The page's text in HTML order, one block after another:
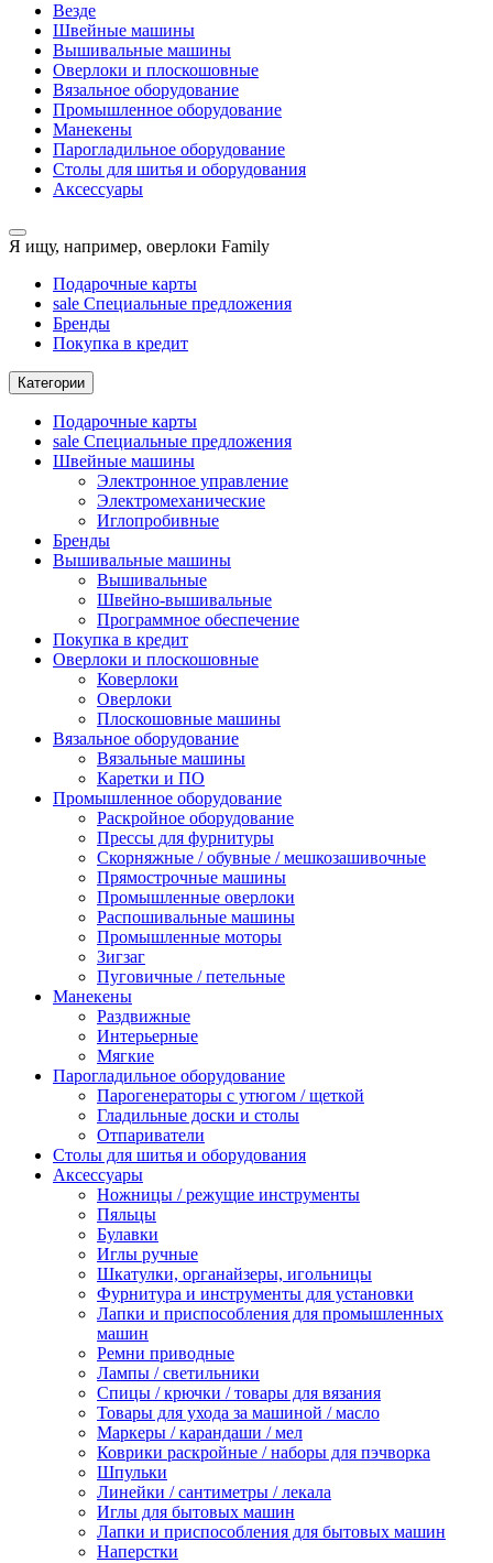
Везде
Швейные машины
Вышивальные машины
Оверлоки и плоскошовные
Вязальное оборудование
Промышленное оборудование
Манекены
Парогладильное оборудование
Столы для шитья и оборудования
Аксессуары
Я ищу, например, оверлоки Family
Подарочные карты
sale Специальные предложения
Бренды
Покупка в кредит
Категории
Подарочные карты
sale Специальные предложения
Швейные машины
Электронное управление
Электромеханические
Иглопробивные
Бренды
Вышивальные машины
Вышивальные
Швейно-вышивальные
Программное обеспечение
Покупка в кредит
Оверлоки и плоскошовные
Коверлоки
Оверлоки
Плоскошовные машины
Вязальное оборудование
Вязальные машины
Каретки и ПО
Промышленное оборудование
Раскройное оборудование
Прессы для фурнитуры
Скорняжные / обувные / мешкозашивочные
Прямострочные машины
Промышленные оверлоки
Распошивальные машины
Промышленные моторы
Зигзаг
Пуговичные / петельные
Манекены
Раздвижные
Интерьерные
Мягкие
Парогладильное оборудование
Парогенераторы с утюгом / щеткой
Гладильные доски и столы
Отпариватели
Столы для шитья и оборудования
Аксессуары
Ножницы / режущие инструменты
Пяльцы
Булавки
Иглы ручные
Шкатулки, органайзеры, игольницы
Фурнитура и инструменты для установки
Лапки и приспособления для промышленных
машин
Ремни приводные
Лампы / светильники
Спицы / крючки / товары для вязания
Товары для ухода за машиной / масло
Маркеры / карандаши / мел
Коврики раскройные / наборы для пэчворка
Шпульки
Линейки / сантиметры / лекала
Иглы для бытовых машин
Лапки и приспособления для бытовых машин
Наперстки